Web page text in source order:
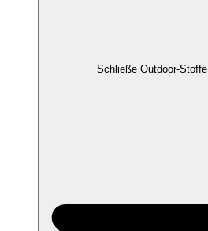
Schließe Outdoor-Stoffe